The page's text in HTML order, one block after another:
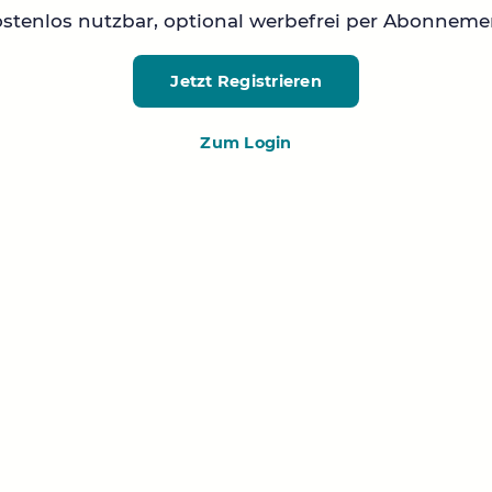
nutzbar, optional werbefrei per
Jetzt Registrieren
Zum Login